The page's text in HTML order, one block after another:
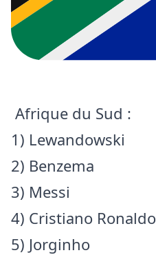
Afrique du Sud :
1) Lewandowski
2) Benzema
3) Messi
4) Cristiano Ronaldo
5) Jorginho